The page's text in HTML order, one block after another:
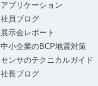
アプリケーション
社員ブログ
展示会レポート
中小企業のBCP地震対策
センサのテクニカルガイド
社長ブログ